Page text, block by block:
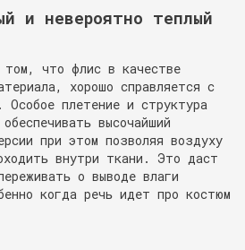
и невероятно теплый
что флис в качестве
хорошо справляется с
Особое плетение и структура
высочайший
при этом позволяя воздуху
внутри ткани. Это даст
о выводе влаги
когда речь идет про костюм